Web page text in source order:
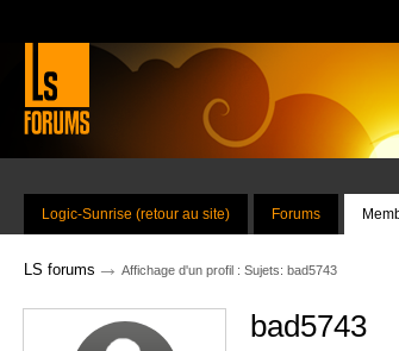
Logic-Sunrise (retour au site) Forums
LS forums → Affichage d'un profil : Sujets: bad5743
bad5743